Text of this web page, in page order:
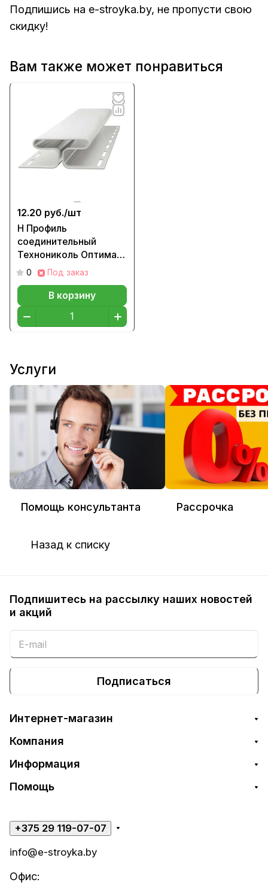
Подпишись на e-stroyka.by, не пропусти свою
скидку!
Вам также может понравиться
12.20 руб./шт
H Профиль
соединительный
Технониколь Оптима
Жасмин, 3м
0 Под заказ
В корзину
Услуги
Помощь консультанта Рассрочка
Назад к списку
Подпишитесь на рассылку наших новостей
и акций
Подписаться
Интернет-магазин
Компания
Информация
Помощь
+375 29 119-07-07
info@e-stroyka.by
Офис: